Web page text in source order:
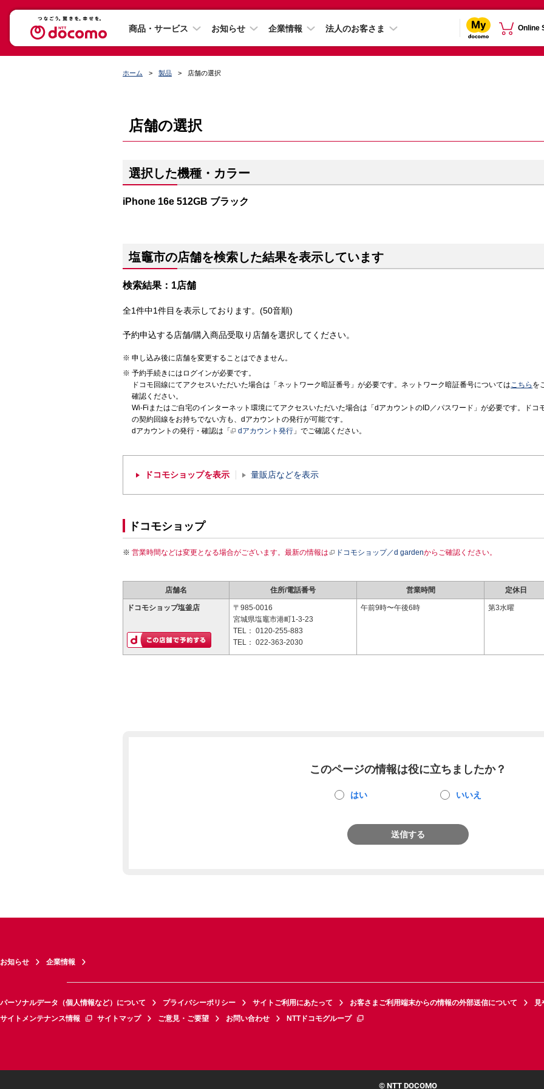
商品・サービス お知らせ 企業情報 法人のお客さま Online
ホーム 製品 店舗の選択
店舗の選択
選択した機種・カラー
iPhone 16e 512GB ブラック
塩竈市の店舗を検索した結果を表示しています
検索結果：1店舗
全1件中1件目を表示しております。(50音順)
予約申込する店舗/購入商品受取り店舗を選択してください。
申し込み後に店舗を変更することはできません。
予約手続きにはログインが必要です。
ドコモ回線にてアクセスいただいた場合は「ネットワーク暗証番号」が必要です。ネットワーク暗証番号についてはこちら を
確認ください。
Wi-Fiまたはご自宅のインターネット環境にてアクセスいただいた場合は「dアカウントのID／パスワード」が必要です。ドコ
の契約回線をお持ちでない方も、dアカウントの発行が可能です。
dアカウントの発行・確認は「
dアカウント発行 」でご確認ください。
ドコモショップを表示 量販店などを表示
ドコモショップ
営業時間などは変更となる場合がございます。最新の情報は ドコモショップ／d gardenからご確認ください。
店舗名 住所/電話番号 営業時間 定休日
ドコモショップ塩釜店
〒985-0016
宮城県塩竈市港町1-3-23
TEL： 0120-255-883
TEL： 022-363-2030
午前9時〜午後6時 第3水曜
このページの情報は役に立ちましたか？
はい いいえ
送信する
お知らせ 企業情報
パーソナルデータ（個人情報など）について プライバシーポリシー サイトご利用にあたって お客さまご利用端末からの情報の外部送信について
見
サイトメンテナンス情報
サイトマップ ご意見・ご要望 お問い合わせ NTTドコモグループ
© NTT DOCOMO